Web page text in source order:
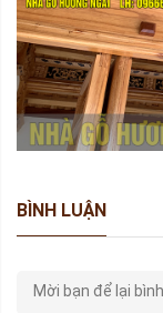
BÌNH LUẬN